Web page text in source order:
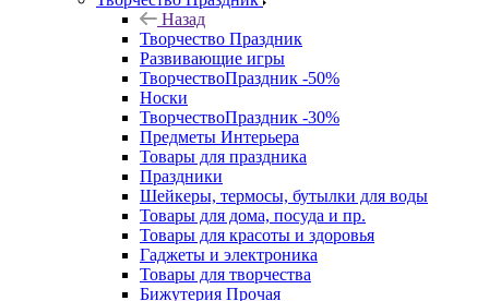
Назад
Творчество Праздник
Развивающие игры
ТворчествоПраздник -50%
Носки
ТворчествоПраздник -30%
Предметы Интерьера
Товары для праздника
Праздники
Шейкеры, термосы, бутылки для воды
Товары для дома, посуда и пр.
Товары для красоты и здоровья
Гаджеты и электроника
Товары для творчества
Бижутерия Прочая